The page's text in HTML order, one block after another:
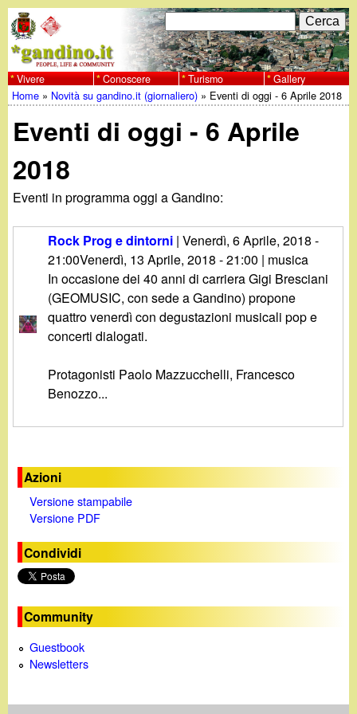
al
contenuto
principale
w
w
w
.
n
n
o
F
o
r
m
i
r
i
c
e
c
C
e
r
c
a
Vivere Conoscere Turismo Gallery
Tu
sei
qui
Home » Novità su gandino.it (giornaliero) » Eventi di oggi - 6 Aprile 2018
Eventi di oggi - 6 Aprile
2018
Eventi in programma oggi a Gandino:
Rock Prog e dintorni |Venerdì, 6 Aprile, 2018 -
21:00Venerdì, 13 Aprile, 2018 - 21:00 | musica
In occasione dei 40 anni di carriera Gigi Bresciani
(GEOMUSIC, con sede a Gandino) propone
quattro venerdì con degustazioni musicali pop e
concerti dialogati.
Protagonisti Paolo Mazzucchelli, Francesco
Benozzo...
Azioni
Versione stampabile
Versione PDF
Condividi
Community
Guestbook
Newsletters